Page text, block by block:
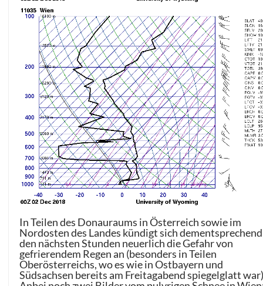
In Teilen des Donauraums in Österreich sowie im
Nordosten des Landes kündigt sich
den nächsten Stunden neuerlich die Gefahr von
gefrierendem Regen an (besonders in Teilen
Oberösterreichs, wo es wie in Ostbayern und
Südsachsen bereits am Freitagabend spiegelglatt